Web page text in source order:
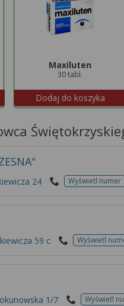
Maxiluten
30 tabl.
Dodaj do koszyka
24 Wyświetl numer
59 c Wyświetl
1/7 Wyświetl